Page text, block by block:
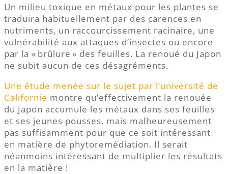
Un milieu toxique en métaux pour les plantes se
traduira habituellement par des carences en
nutriments, un raccourcissement racinaire, une
vulnérabilité aux attaques d’insectes ou encore
par la « brûlure » des feuilles. La renoué du Japon
ne subit aucun de ces désagréments.
Une étude menée sur le sujet par l’université de
Californie montre qu’effectivement la renouée
du Japon accumule les métaux dans ses feuilles
et ses jeunes pousses, mais malheureusement
pas suffisamment pour que ce soit intéressant
en matière de phytoremédiation. Il serait
néanmoins intéressant de multiplier les résultats
en la matière !